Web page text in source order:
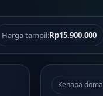
Harga tampil:Rp15.900.000
Kenapa